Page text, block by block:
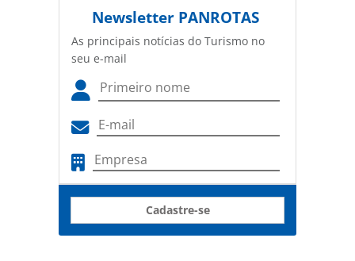
Newsletter PANROTAS
As principais notícias do Turismo no
seu e-mail
Cadastre-se